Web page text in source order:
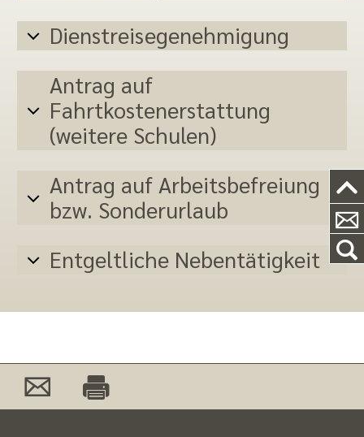
Dienstreisegenehmigung
Antrag auf
Fahrtkostenerstattung
(weitere Schulen)
Antrag auf Arbeitsbefreiung
bzw. Sonderurlaub
Entgeltliche Nebentätigkeit